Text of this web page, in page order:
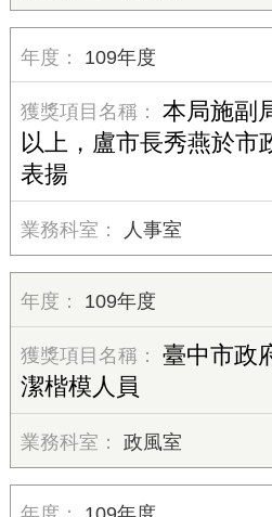
109年度
本局施副
以上，盧市長秀燕於市
表揚
人事室
109年度
臺中市政
潔楷模人員
政風室